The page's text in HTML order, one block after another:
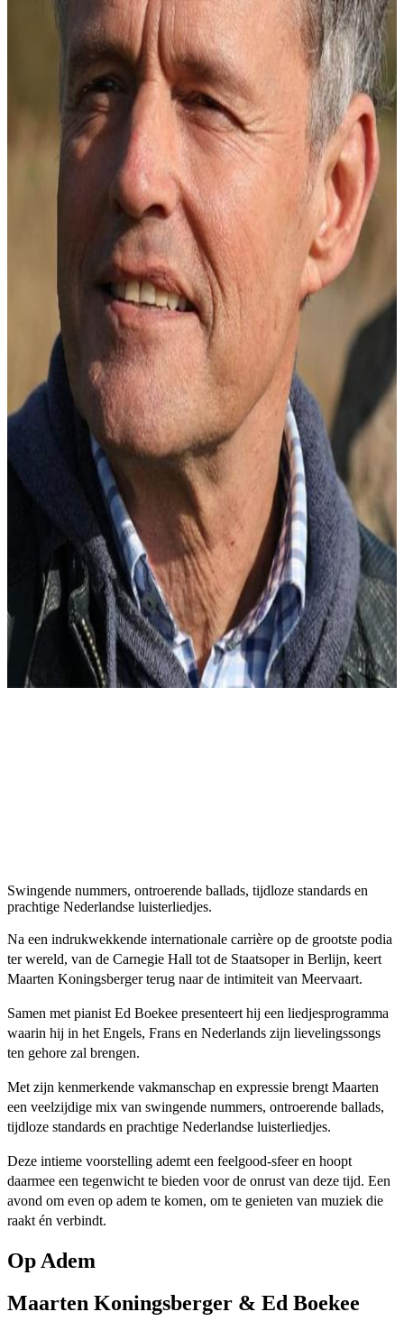
Swingende nummers, ontroerende ballads, tijdloze standards en
prachtige Nederlandse luisterliedjes.
Na een indrukwekkende internationale carrière op de grootste podia
ter wereld, van de Carnegie Hall tot de Staatsoper in Berlijn, keert
Maarten Koningsberger terug naar de intimiteit van Meervaart.
Samen met pianist Ed Boekee presenteert hij een liedjesprogramma
waarin hij in het Engels, Frans en Nederlands zijn lievelingssongs
ten gehore zal brengen.
Met zijn kenmerkende vakmanschap en expressie brengt Maarten
een veelzijdige mix van swingende nummers, ontroerende ballads,
tijdloze standards en prachtige Nederlandse luisterliedjes.
Deze intieme voorstelling ademt een feelgood-sfeer en hoopt
daarmee een tegenwicht te bieden voor de onrust van deze tijd. Een
avond om even op adem te komen, om te genieten van muziek die
raakt én verbindt.
Op Adem
Maarten Koningsberger & Ed Boekee